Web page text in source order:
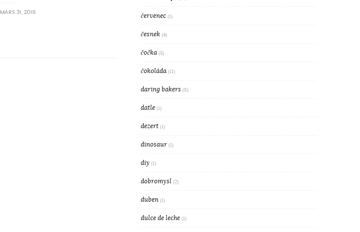
MARS 31, 2016
červenec (1)
česnek (4)
čočka (5)
čokoláda (11)
daring bakers (8)
datle (1)
dezert (1)
dinosaur (1)
diy (1)
dobromysl (2)
duben (1)
dulce de leche (1)